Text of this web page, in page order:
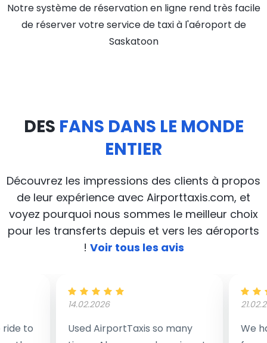
Notre système de réservation en ligne rend très facile
de réserver votre service de taxi à l'aéroport de
Saskatoon
DES FANS DANS LE MONDE
ENTIER
Découvrez les impressions des clients à propos
de leur expérience avec Airporttaxis.com, et
voyez pourquoi nous sommes le meilleur choix
pour les transferts depuis et vers les aéroports
! Voir tous les avis
to
14.02.2026
Used AirportTaxis so many
We